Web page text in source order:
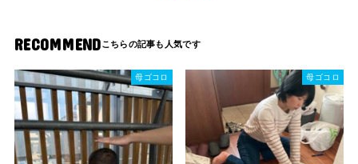
RECOMMEND
母ゴコロ 母ゴコロ